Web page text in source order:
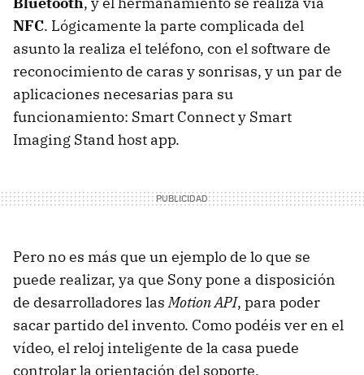
NFC. Lógicamente la parte complicada del
asunto la realiza el teléfono, con el software de
reconocimiento de caras y sonrisas, y un par de
aplicaciones necesarias para su
funcionamiento: Smart Connect y Smart
Imaging Stand host app.
Pero no es más que un ejemplo de lo que se
puede realizar, ya que Sony pone a disposición
de desarrolladores lasMotion API, para poder
sacar partido del invento. Como podéis ver en el
vídeo, el reloj inteligente de la casa puede
controlar la orientación del soporte.